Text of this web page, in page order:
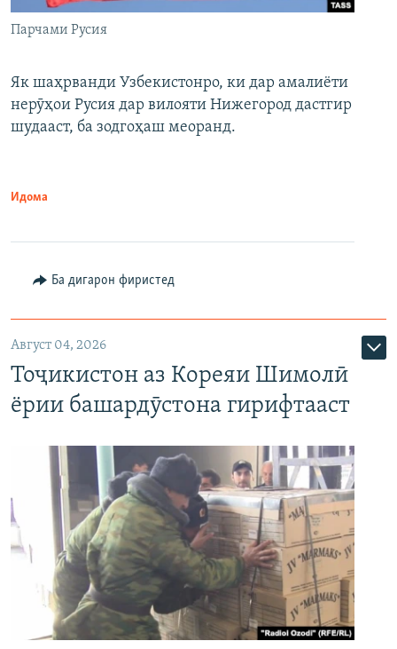
Парчами Русия
Як шаҳрванди Узбекистонро, ки дар амалиёти
нерӯҳои Русия дар вилояти Нижегород дастгир
шудааст, ба зодгоҳаш меоранд.
Идома
Ба дигарон фиристед
Август 04, 2026
Тоҷикистон аз Кореяи Шимолӣ
ёрии башардӯстона гирифтааст